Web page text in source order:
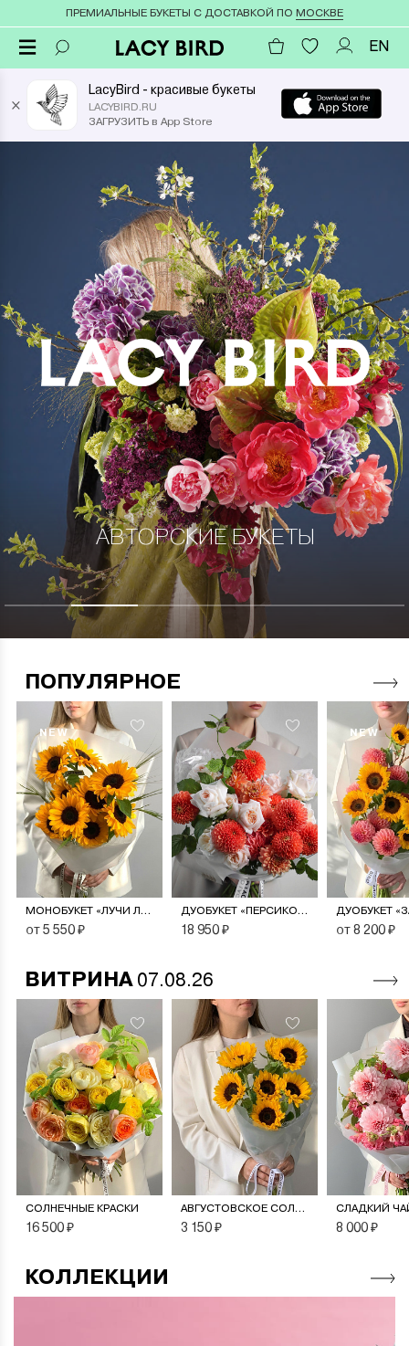
ПРЕМИАЛЬНЫЕ БУКЕТЫ С ДОСТАВКОЙ ПО МОСКВЕ
EN
×
LacyBird - красивые букеты
LACYBIRD.RU
ЗАГРУЗИТЬ в App Store
АВТОРСКИЕ БУКЕТЫ
ПОПУЛЯРНОЕ
NEW
МОНОБУКЕТ «ЛУЧИ ЛЕТА»
от 5 550 ₽
ДУОБУКЕТ «ПЕРСИКОВЫЙ СОРБЕТ»
18 950 ₽
NEW
от 8 200 ₽
ВИТРИНА 07.08.26
СОЛНЕЧНЫЕ КРАСКИ
16 500 ₽
АВГУСТОВСКОЕ СОЛНЦЕ
3 150 ₽
СЛАДКИЙ
8 000 ₽
КОЛЛЕКЦИИ